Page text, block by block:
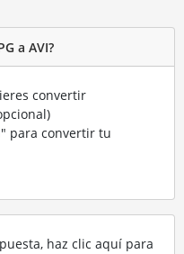
a AVI?
convertir
para convertir tu
haz clic aquí para